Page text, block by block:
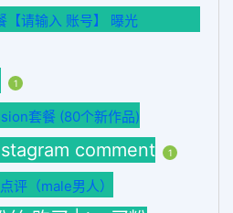
【请输入 账号】 曝光
1
套餐 (80个新作品)
comment 1
评（male男人）